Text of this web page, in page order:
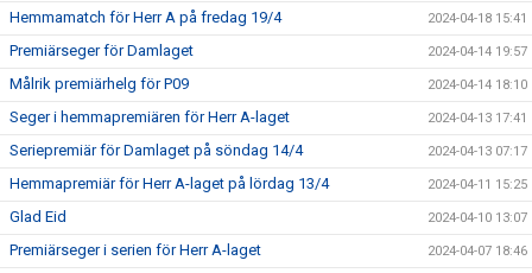
Hemmamatch för Herr A på fredag 19/4 2024-04-18 15:41
Premiärseger för Damlaget 2024-04-14 19:57
Målrik premiärhelg för P09 2024-04-14 18:10
Seger i hemmapremiären för Herr A-laget 2024-04-13 17:41
Seriepremiär för Damlaget på söndag 14/4 2024-04-13 07:17
Hemmapremiär för Herr A-laget på lördag 13/4 2024-04-11 15:25
Glad Eid 2024-04-10 13:07
Premiärseger i serien för Herr A-laget 2024-04-07 18:46